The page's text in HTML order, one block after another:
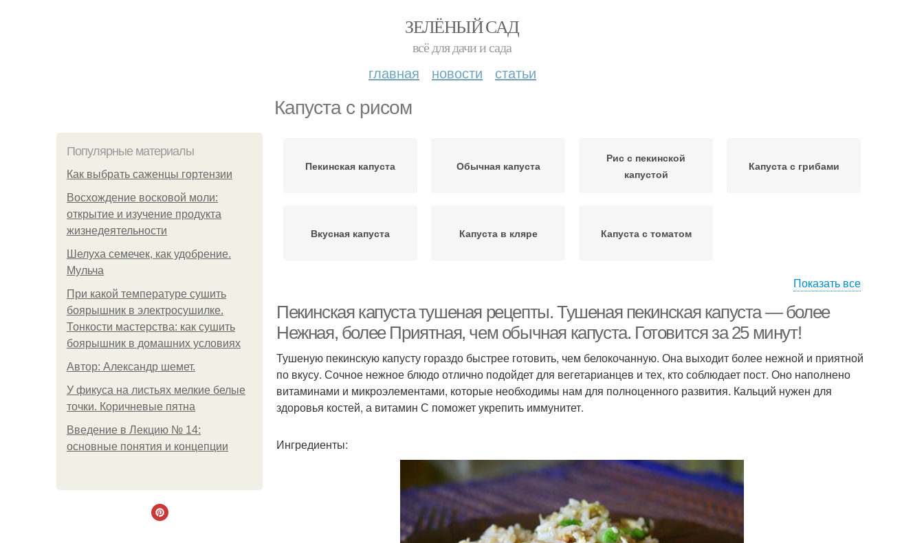
ЗЕЛЁНЫЙ САД
всё для дачи и сада
главная новости статьи
Капуста с рисом
Популярные материалы
Как выбрать саженцы гортензии
Восхождение восковой моли:
открытие и изучение продукта
жизнедеятельности
Шелуха семечек, как удобрение.
Мульча
При какой температуре сушить
боярышник в электросушилке.
Тонкости мастерства: как сушить
боярышник в домашних условиях
Автор: Александр шемет.
У фикуса на листьях мелкие белые
точки. Коричневые пятна
Введение в Лекцию № 14:
основные понятия и концепции
Пекинская капуста Обычная капуста
Рис с пекинской
капустой
Капуста с грибами
Вкусная капуста Капуста в кляре Капуста с томатом
Показать все
Пекинская капуста тушеная рецепты. Тушеная пекинская капуста — более
Нежная, более Приятная, чем обычная капуста. Готовится за 25 минут!
Тушеную пекинскую капусту гораздо быстрее готовить, чем белокочанную. Она выходит более нежной и приятной
по вкусу. Сочное нежное блюдо отлично подойдет для вегетарианцев и тех, кто соблюдает пост. Оно наполнено
витаминами и микроэлементами, которые необходимы нам для полноценного развития. Кальций нужен для
здоровья костей, а витамин С поможет укрепить иммунитет.
Ингредиенты: